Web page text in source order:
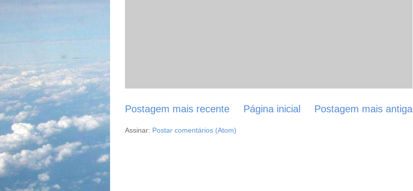
Postagem mais recente Postagem mais antiga
Página inicial
Assinar: Postar comentários (Atom)